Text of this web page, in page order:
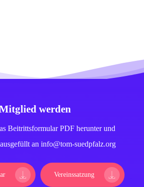
werden
Beitrittsformular PDF herunter und
an info@tom-suedpfalz.org
Vereinssatzung